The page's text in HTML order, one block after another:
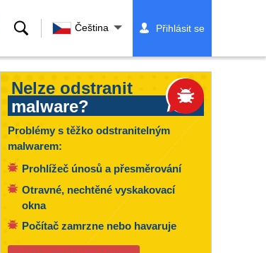
VyhledáváníČeština Přihlásit se
Nelze odstranit
malware?
Problémy s těžko odstranitelným
malwarem:
Prohlížeč únosů a přesměrování
Otravné, nechtěné vyskakovací
okna
Počítač zamrzne nebo havaruje